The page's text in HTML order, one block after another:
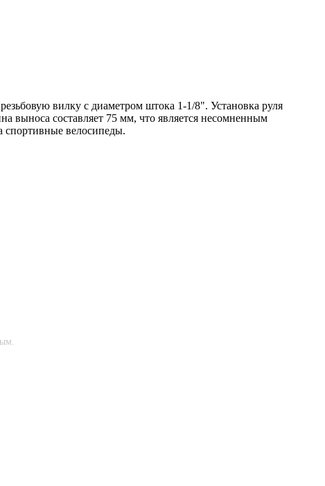
вилку с диаметром штока 1-1/8". Установка руля
выноса составляет 75 мм, что является несомненным
спортивные велосипеды.